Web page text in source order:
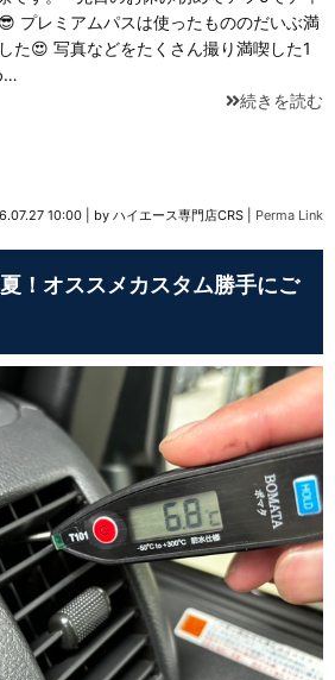
プレミアムパスは使ったもののだいぶ満
た😍 写真などをたくさん撮り満喫した1
…
続きを読む
10:00 by ハイエース専門店CRS Perma Link
！オススメカスタム勝手にご